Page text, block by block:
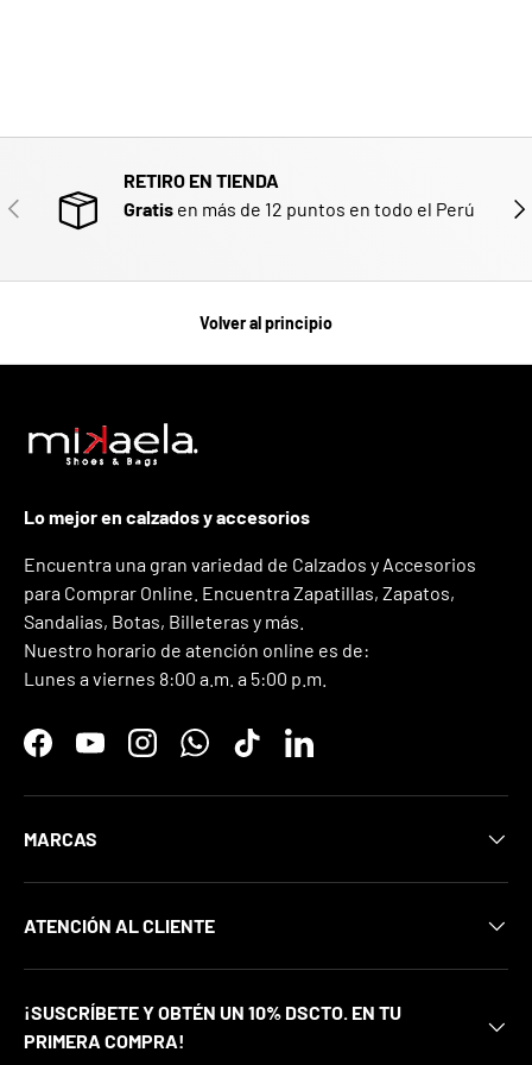
ANTERIOR
RETIRO EN TIENDA
Gratis en más de 12 puntos en todo el Perú
Volver al principio
Lo mejor en calzados y accesorios
Encuentra una gran variedad de Calzados y Accesorios
para Comprar Online. Encuentra Zapatillas, Zapatos,
Sandalias, Botas, Billeteras y más.
Nuestro horario de atención online es de:
Lunes a viernes 8:00 a.m. a 5:00 p.m.
FacebookYouTubeInstagramWhatsAppTikTokLinkedIn
MARCAS
ATENCIÓN AL CLIENTE
¡SUSCRÍBETE Y OBTÉN UN 10% DSCTO. EN TU
PRIMERA COMPRA!